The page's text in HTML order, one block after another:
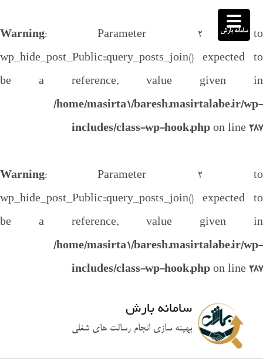
Warning: Parameter 2 to
wp_hide_post_Public::query_posts_join() expected to
be a reference, value given in
/home/masirta1/baresh.masirtalabe.ir/wp-
includes/class-wp-hook.php on line 287
Warning: Parameter 2 to
wp_hide_post_Public::query_posts_join() expected to
be a reference, value given in
/home/masirta1/baresh.masirtalabe.ir/wp-
includes/class-wp-hook.php on line 287
سامانه بارش
بهینه سازی انجام رسالت های شغلی
سامانه بارش